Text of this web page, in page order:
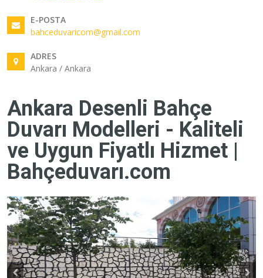
E-POSTA
bahceduvaricom@gmail.com
ADRES
Ankara / Ankara
Ankara Desenli Bahçe
Duvarı Modelleri - Kaliteli
ve Uygun Fiyatlı Hizmet |
Bahçeduvarı.com